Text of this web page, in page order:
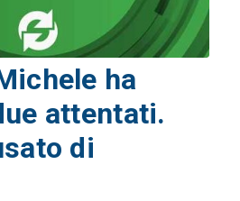
ha
attentati.
di